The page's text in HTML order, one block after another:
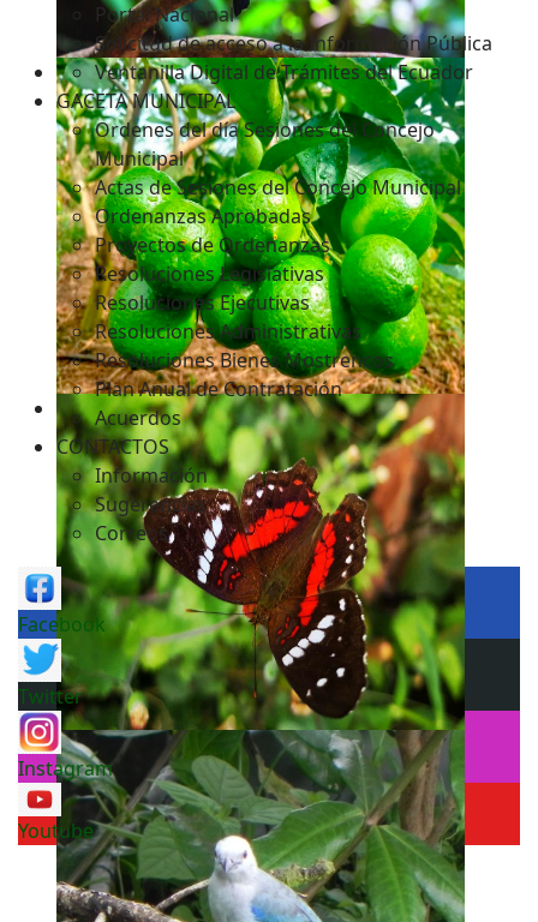
Portal Nacional
Solicitud de acceso a la Información Pública
Ventanilla Digital de Trámites del Ecuador
GACETA MUNICIPAL
Ordenes del día Sesiones del Concejo
Municipal
Actas de Sesiones del Concejo Municipal
Ordenanzas Aprobadas
Proyectos de Ordenanzas
Resoluciones Legislativas
Resoluciones Ejecutivas
Resoluciones Administrativas
Resoluciones Bienes Mostrencos
Plan Anual de Contratación
Acuerdos
CONTACTOS
Información
Sugerencias
Correos
Facebook
Twitter
Instagram
Youtube